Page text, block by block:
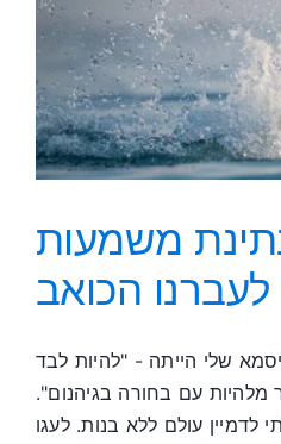
משמעות
לעברנו הכואב
שלי הייתה - "להיות לבד
מלהיות עם בחורה בגיהנום".
לדמיין עולם ללא בנות. לעגו